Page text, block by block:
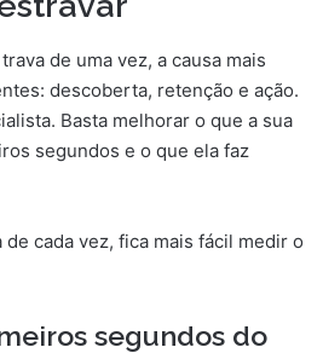
de uma vez, a causa mais
descoberta, retenção e ação.
Basta melhorar o que a sua
segundos e o que ela faz
cada vez, fica mais fácil medir o
segundos do